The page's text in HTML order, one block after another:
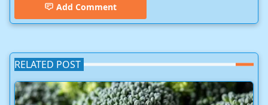
Add Comment
RELATED POST